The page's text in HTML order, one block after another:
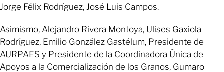
Jorge Félix Rodríguez, José Luis Campos.
Asimismo, Alejandro Rivera Montoya, Ulises Gaxiola
Rodríguez, Emilio González Gastélum, Presidente de
AURPAES y Presidente de la Coordinadora Única de
Apoyos a la Comercialización de los Granos, Gumaro